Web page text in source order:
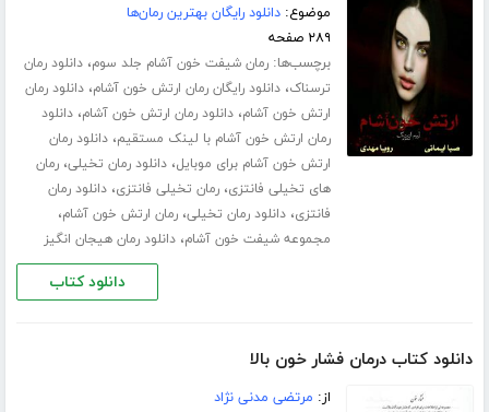
موضوع:دانلود رایگان بهترین رمان‌ها
۲۸۹ صفحه
برچسب‌ها:رمان شیفت خون آشام جلد سوم،دانلود رمان
ترسناک،دانلود رایگان رمان ارتش خون آشام،دانلود رمان
ارتش خون آشام،دانلود رمان ارتش خون آشام،دانلود
رمان ارتش خون آشام با لینک مستقیم،دانلود رمان
ارتش خون آشام برای موبایل،دانلود رمان تخیلی،رمان
های تخیلی فانتزی،رمان تخیلی فانتزی،دانلود رمان
فانتزی،دانلود رمان تخیلی،رمان ارتش خون آشام،
مجموعه شیفت خون آشام،دانلود رمان هیجان انگیز
دانلود کتاب
دانلود کتاب درمان فشار خون بالا
از: مرتضی مدنی نژاد